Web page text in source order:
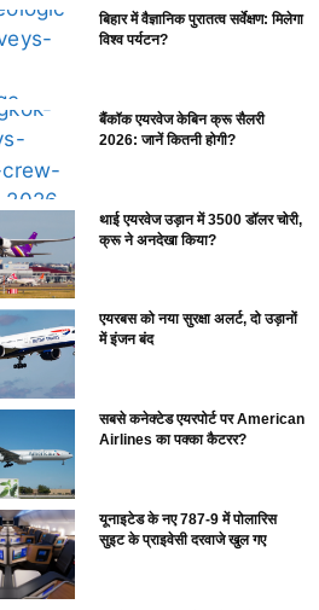
बिहार में वैज्ञानिक पुरातत्व सर्वेक्षण: मिलेगा
विश्व पर्यटन?
बैंकॉक एयरवेज केबिन क्रू सैलरी
2026: जानें कितनी होगी?
थाई एयरवेज उड़ान में 3500 डॉलर चोरी,
क्रू ने अनदेखा किया?
एयरबस को नया सुरक्षा अलर्ट, दो उड़ानों
में इंजन बंद
सबसे कनेक्टेड एयरपोर्ट पर American
Airlines का पक्का कैटरर?
यूनाइटेड के नए 787-9 में पोलारिस
सुइट के प्राइवेसी दरवाजे खुल गए